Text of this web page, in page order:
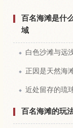
百名海滩是什
域
白色沙滩与远
正因是天然海
近处留存的琉
百名海滩的玩